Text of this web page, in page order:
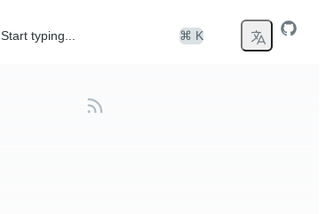
Start typing... ⌘ K